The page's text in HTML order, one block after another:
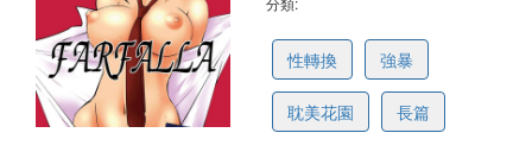
性轉換 強暴
耽美花園 長篇